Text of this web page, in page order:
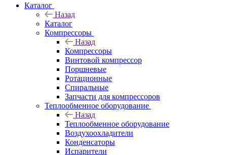
Каталог
Назад
Каталог
Компрессоры
Назад
Компрессоры
Винтовой компрессор
Поршневые
Ротационные
Спиральные
Запчасти для компрессоров
Теплообменное оборудование
Назад
Теплообменное оборудование
Воздухоохладители
Конденсаторы
Испарители